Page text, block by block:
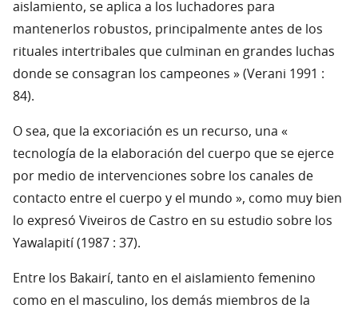
aislamiento, se aplica a los luchadores para
mantenerlos robustos, principalmente antes de los
rituales intertribales que culminan en grandes luchas
donde se consagran los campeones » (Verani 1991 :
84).
O sea, que la excoriación es un recurso, una «
tecnología de la elaboración del cuerpo que se ejerce
por medio de intervenciones sobre los canales de
contacto entre el cuerpo y el mundo », como muy bien
lo expresó Viveiros de Castro en su estudio sobre los
Yawalapití (1987 : 37).
Entre los Bakairí, tanto en el aislamiento femenino
como en el masculino, los demás miembros de la